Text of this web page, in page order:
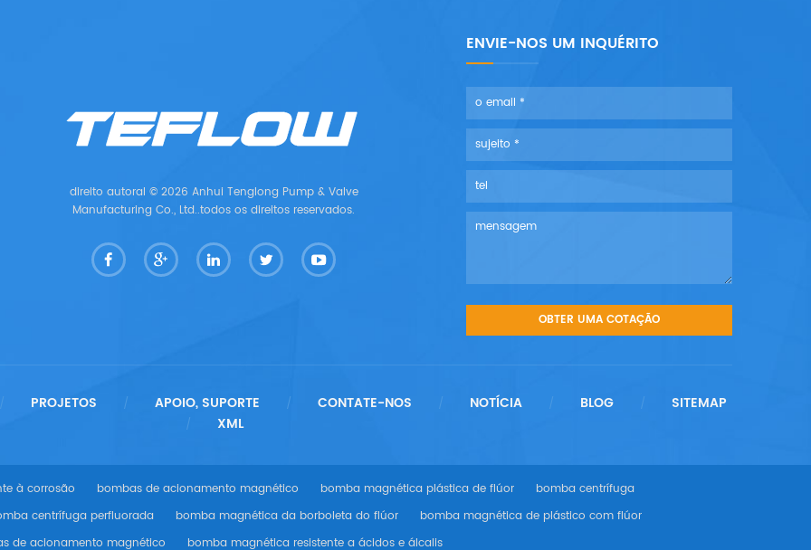
direito autoral © 2026 Anhui Tenglong Pump & Valve
Manufacturing Co., Ltd..todos os direitos reservados.
ENVIE-NOS UM INQUÉRITO
/ PROJETOS / APOIO, SUPORTE / CONTATE-NOS / NOTÍCIA / BLOG / SITEMAP
/ XML
à corrosão bombas de acionamento magnético bomba magnética plástica de flúor
bomba centrífuga
centrífuga perfluorada bomba magnética da borboleta do flúor
bomba magnética de plástico com flúor
de acionamento magnético
bomba magnética resistente a ácidos e álcalis